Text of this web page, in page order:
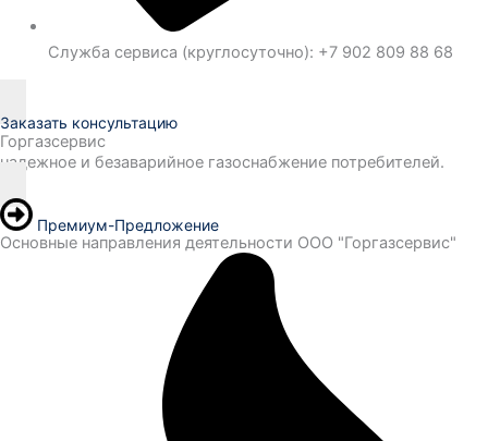
Служба сервиса (круглосуточно): +7 902 809 88 68
Заказать консультацию
Горгазсервис
надежное и безаварийное газоснабжение потребителей.
Премиум-Предложение
Основные направления деятельности ООО "Горгазсервис"